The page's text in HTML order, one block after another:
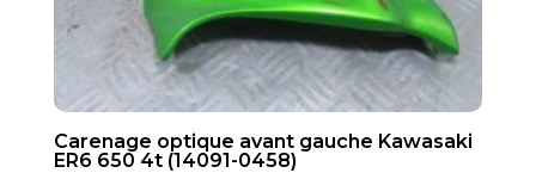
Carenage optique avant gauche Kawasaki
ER6 650 4t (14091-0458)